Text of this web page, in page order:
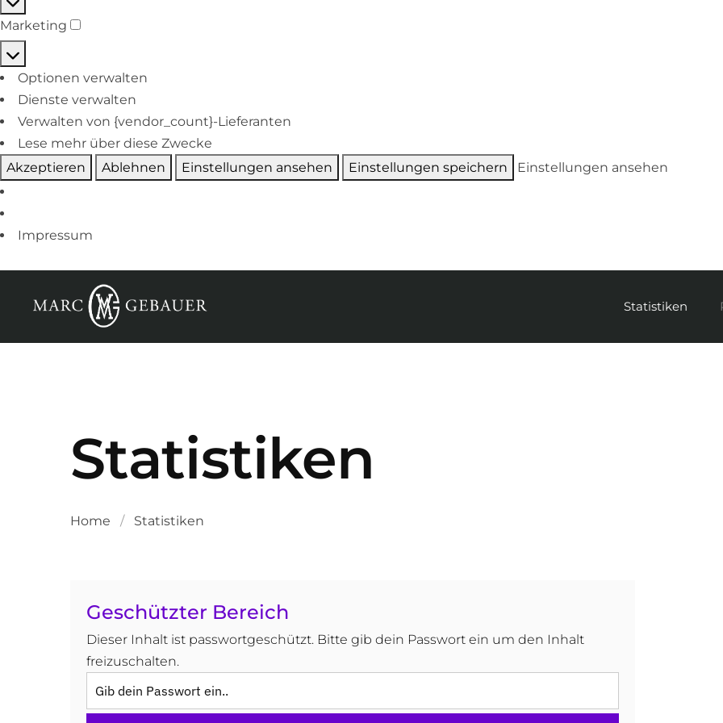
Marketing
Optionen verwalten
Dienste verwalten
Verwalten von {vendor_count}-Lieferanten
Lese mehr über diese Zwecke
Akzeptieren
Ablehnen Einstellungen ansehen Einstellungen speichern Einstellungen ansehen
Impressum
Statistiken
Statistiken
Home / Statistiken
Geschützter Bereich
Dieser Inhalt ist passwortgeschützt. Bitte gib dein Passwort ein um den Inhalt
freizuschalten.